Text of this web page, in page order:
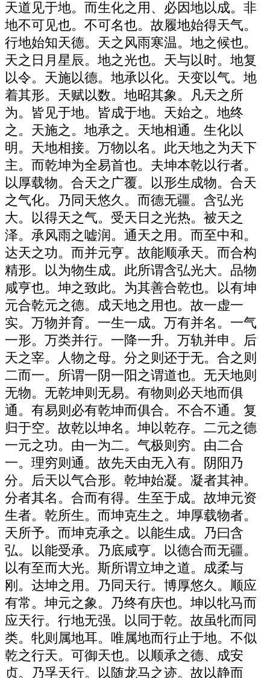
天道见于地。而生化之用、必因地以成。非
地不可见也。不可名也。故履地始得天气。
行地始知天德。天之风雨寒温。地之候也。
天之日月星辰。地之光也。天与以时。地复
以令。天施以德。地承以化。天变以气。地
着其形。天赋以数。地昭其象。凡天之所
为。皆见于地。皆成于地。天始之。地终
之。天施之。地承之。天地相通。生化以
明。天地相接。万物以名。此天地之为天下
主。而乾坤为全易首也。夫坤本乾以行者。
以厚载物。合天之广覆。以形生成物。合天
之气化。乃同天悠久。而德无疆。含弘光
大。以得天之气。受天日之光热。被天之
泽。承风雨之嘘润。通天之用。而至中和。
达天之功。而并元亨。故能顺承天。而合构
精形。以为物生成。此所谓含弘光大。品物
咸亨也。坤之致此。为其善合乾也。以有坤
元合乾元之德。成天地之用也。故一虚一
实。万物并育。一生一成。万有并名。一气
一形。万类并行。一降一升。万轨并申。后
天之宰。人物之母。分之则还于无。合之则
二而一。所谓一阴一阳之谓道也。无天地则
无物。无乾坤则无易。有物则必天地而俱
通。有易则必有乾坤而俱合。不合不通。复
归于空。故乾以坤名。坤以乾存。二元之德
一元之功。由一为二。气极则穷。由二合
一。理穷则通。故先天由无入有。阴阳乃
分。后天以气合形。乾坤始凝。凝者其神。
分者其名。合而有得。生至于成。故坤元资
生者。乾所生。而坤克生之。坤厚载物者。
天所予。而坤克承之。以能生成。乃曰含
弘。以能受承。乃底咸亨。以德合而无疆。
以有至而大光。斯所谓立坤之道。成柔与
刚。达坤之用。乃同天行。博厚悠久。顺应
有常。坤元之象。乃终有庆也。坤以牝马而
应天行。行地无强。以同于乾。故虽牝而同
类。牝则属地耳。唯属地而行止于地。不似
乾之行天。可御天也。以顺承之德、成安
贞。乃孚天行。以随龙马之迹。故以静而